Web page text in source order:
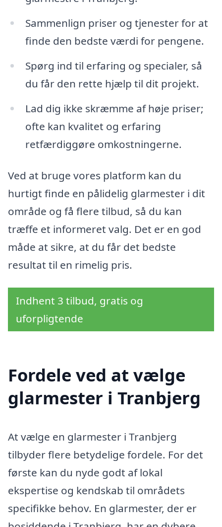
Sammenlign priser og tjenester for at
finde den bedste værdi for pengene.
Spørg ind til erfaring og specialer, så
du får den rette hjælp til dit projekt.
Lad dig ikke skræmme af høje priser;
ofte kan kvalitet og erfaring
retfærdiggøre omkostningerne.
Ved at bruge vores platform kan du
hurtigt finde en pålidelig glarmester i dit
område og få flere tilbud, så du kan
træffe et informeret valg. Det er en god
måde at sikre, at du får det bedste
resultat til en rimelig pris.
Indhent 3 tilbud, gratis og
uforpligtende
Fordele ved at vælge
glarmester i Tranbjerg
At vælge en glarmester i Tranbjerg
tilbyder flere betydelige fordele. For det
første kan du nyde godt af lokal
ekspertise og kendskab til områdets
specifikke behov. En glarmester, der er